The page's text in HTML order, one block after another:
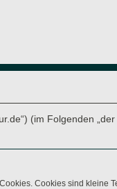
(im Folgenden
Cookies sind